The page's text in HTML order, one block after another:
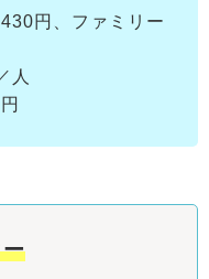
円、ファミリー
人